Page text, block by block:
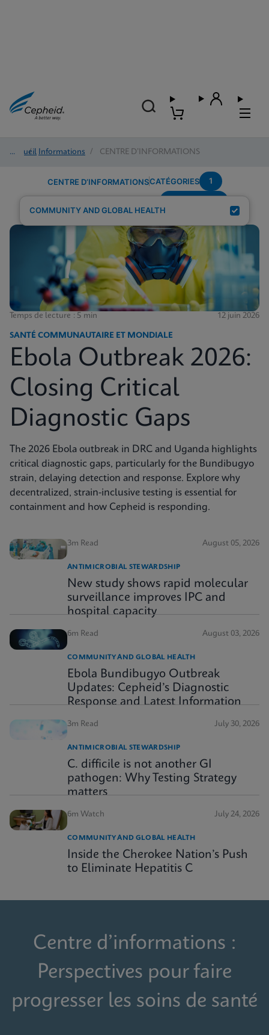
Accueil
/ Informations / CENTRE D’INFORMATIONS
CENTRE D’INFORMATIONSCATÉGORIES 1
COMMUNITY AND GLOBAL HEALTH
Temps de lecture : 5 min 12 juin 2026
SANTÉ COMMUNAUTAIRE ET MONDIALE
Ebola Outbreak 2026:
Closing Critical
Diagnostic Gaps
The 2026 Ebola outbreak in DRC and Uganda highlights
critical diagnostic gaps, particularly for the Bundibugyo
strain, delaying detection and response. Explore why
decentralized, strain-inclusive testing is essential for
containment and how Cepheid is responding.
3m Read August 05, 2026
ANTIMICROBIAL STEWARDSHIP
New study shows rapid molecular
surveillance improves IPC and
hospital capacity
6m Read August 03, 2026
COMMUNITY AND GLOBAL HEALTH
Ebola Bundibugyo Outbreak
Updates: Cepheid’s Diagnostic
Response and Latest Information
3m Read July 30, 2026
ANTIMICROBIAL STEWARDSHIP
C. difficile is not another GI
pathogen: Why Testing Strategy
matters
6m Watch July 24, 2026
COMMUNITY AND GLOBAL HEALTH
Inside the Cherokee Nation’s Push
to Eliminate Hepatitis C
Centre d’informations :
Perspectives pour faire
progresser les soins de santé